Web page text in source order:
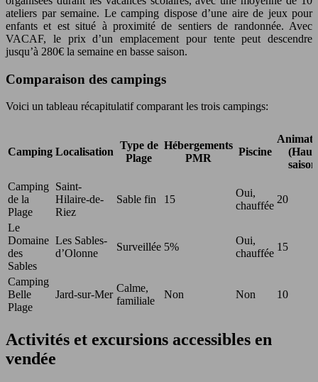
ateliers par semaine. Le camping dispose d’une aire de jeux pour
enfants et est situé à proximité de sentiers de randonnée. Avec
VACAF, le prix d’un emplacement pour tente peut descendre
jusqu’à 280€ la semaine en basse saison.
Comparaison des campings
Voici un tableau récapitulatif comparant les trois campings:
Camping Localisation
Type de
Plage
Hébergements
PMR
Piscine
Camping
de la
Plage
Saint-
Hilaire-de-
Riez
Sable fin 15
Oui,
chauffée
20
Le
Domaine
des
Sables
Les Sables-
d’Olonne
Surveillée 5%
Oui,
chauffée
15
Camping
Belle
Plage
Jard-sur-Mer
Calme,
familiale
Non Non 10
Activités et excursions accessibles en
vendée